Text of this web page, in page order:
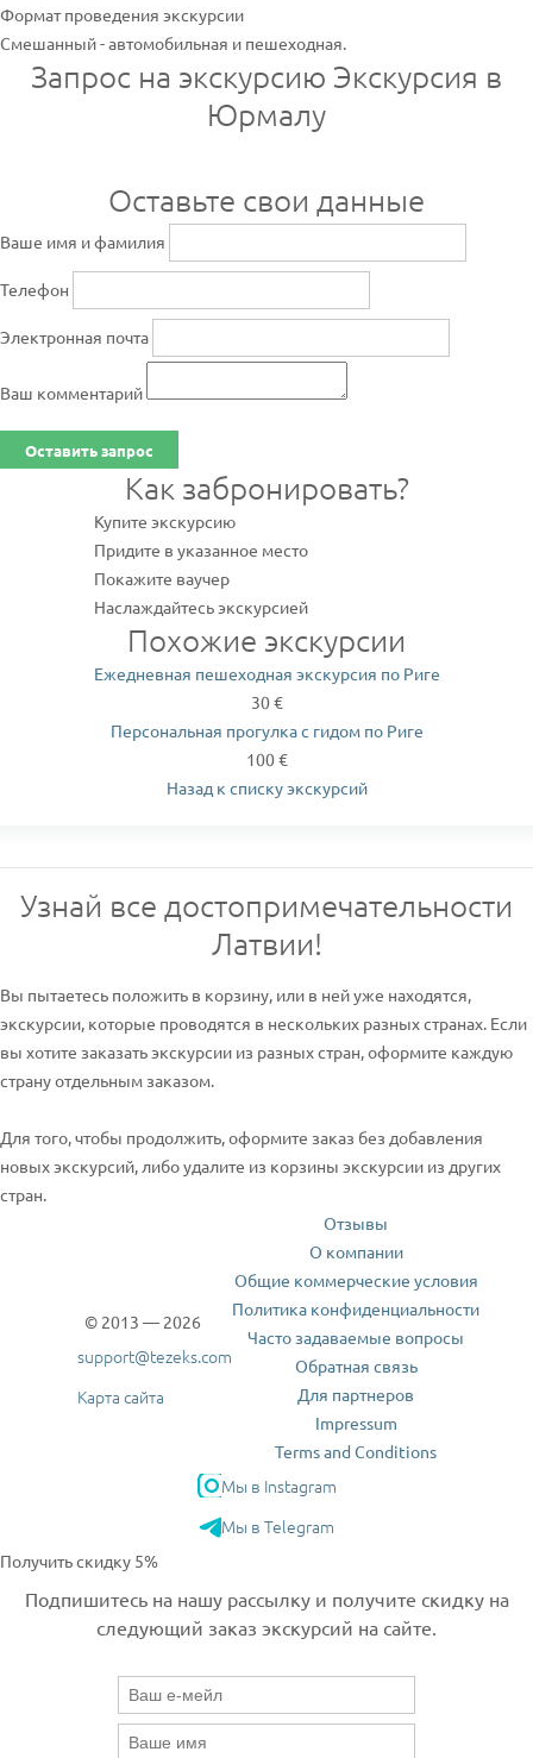
Формат проведения экскурсии
Смешанный - автомобильная и пешеходная.
Запрос на экскурсию Экскурсия в
Юрмалу
Оставьте свои данные
Ваше имя и фамилия
Телефон
Электронная почта
Ваш комментарий
Оставить запрос
Как забронировать?
Купите экскурсию
Придите в указанное место
Покажите ваучер
Наслаждайтесь экскурсией
Похожие экскурсии
Ежедневная пешеходная экскурсия по Риге
30 €
Персональная прогулка с гидом по Риге
100 €
Назад к списку экскурсий
Узнай все достопримечательности
Латвии!
Вы пытаетесь положить в корзину, или в ней уже находятся,
экскурсии, которые проводятся в нескольких разных странах. Если
вы хотите заказать экскурсии из разных стран, оформите каждую
страну отдельным заказом.
Для того, чтобы продолжить, оформите заказ без добавления
новых экскурсий, либо удалите из корзины экскурсии из других
стран.
© 2013 — 2026
support@tezeks.com
Карта сайта
Отзывы
О компании
Общие коммерческие условия
Политика конфиденциальности
Часто задаваемые вопросы
Обратная связь
Для партнеров
Impressum
Terms and Conditions
Мы в Instagram
Мы в Telegram
Получить скидку 5%
Подпишитесь на нашу рассылку и получите скидку на
следующий заказ экскурсий на сайте.